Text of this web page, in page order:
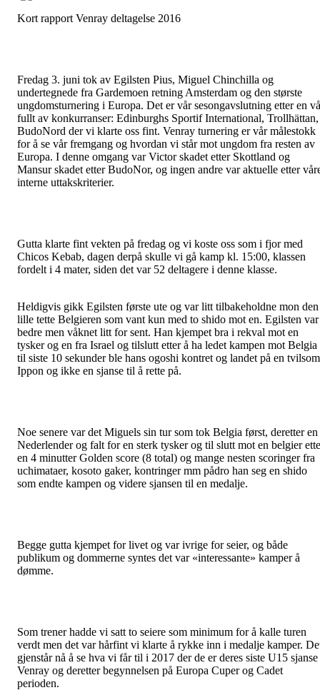
Kort rapport Venray deltagelse 2016
Fredag 3. juni tok av Egilsten Pius, Miguel Chinchilla og
undertegnede fra Gardemoen retning Amsterdam og den største
ungdomsturnering i Europa. Det er vår sesongavslutning etter en
fullt av konkurranser: Edinburghs Sportif International, Trollhättan,
BudoNord der vi klarte oss fint. Venray turnering er vår målestokk
for å se vår fremgang og hvordan vi står mot ungdom fra resten av
Europa. I denne omgang var Victor skadet etter Skottland og
Mansur skadet etter BudoNor, og ingen andre var aktuelle etter
interne uttakskriterier.
Gutta klarte fint vekten på fredag og vi koste oss som i fjor med
Chicos Kebab, dagen derpå skulle vi gå kamp kl. 15:00, klassen
fordelt i 4 mater, siden det var 52 deltagere i denne klasse.
Heldigvis gikk Egilsten første ute og var litt tilbakeholdne mon den
lille tette Belgieren som vant kun med to shido mot en. Egilsten var
bedre men våknet litt for sent. Han kjempet bra i rekval mot en
tysker og en fra Israel og tilslutt etter å ha ledet kampen mot Belgia
til siste 10 sekunder ble hans ogoshi kontret og landet på en
Ippon og ikke en sjanse til å rette på.
Noe senere var det Miguels sin tur som tok Belgia først, deretter en
Nederlender og falt for en sterk tysker og til slutt mot en belgier
en 4 minutter Golden score (8 total) og mange nesten scoringer fra
uchimataer, kosoto gaker, kontringer mm pådro han seg en shido
som endte kampen og videre sjansen til en medalje.
Begge gutta kjempet for livet og var ivrige for seier, og både
publikum og dommerne syntes det var «interessante» kamper å
dømme.
Som trener hadde vi satt to seiere som minimum for å kalle turen
verdt men det var hårfint vi klarte å rykke inn i medalje kamper.
gjenstår nå å se hva vi får til i 2017 der de er deres siste U15
Venray og deretter begynnelsen på Europa Cuper og Cadet
perioden.